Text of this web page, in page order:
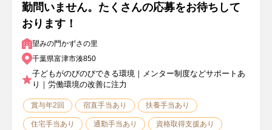
勤問いません。たくさんの応募をお待ちして
おります！
望みの門かずさの里
千葉県富津市湊850
子どもがのびのびできる環境｜メンター制度などサポートあ
り｜労働環境の改善に注力
賞与年2回 宿直手当あり 扶養手当あり
住宅手当あり 通勤手当あり 資格取得支援あり